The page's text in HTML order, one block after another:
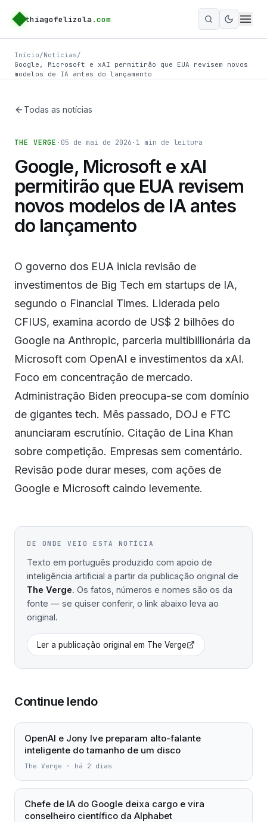
thiagofelizola .com
Ativar
Início/Notícias/
Google, Microsoft e xAI permitirão que EUA revisem novos
modelos de IA antes do lançamento
Todas as notícias
THE VERGE · 05 de mai de 2026 · 1 min de leitura
Google, Microsoft e xAI
permitirão que EUA revisem
novos modelos de IA antes
do lançamento
O governo dos EUA inicia revisão de
investimentos de Big Tech em startups de IA,
segundo o Financial Times. Liderada pelo
CFIUS, examina acordo de US$ 2 bilhões do
Google na Anthropic, parceria multibillionária da
Microsoft com OpenAI e investimentos da xAI.
Foco em concentração de mercado.
Administração Biden preocupa-se com domínio
de gigantes tech. Mês passado, DOJ e FTC
anunciaram escrutínio. Citação de Lina Khan
sobre competição. Empresas sem comentário.
Revisão pode durar meses, com ações de
Google e Microsoft caindo levemente.
DE ONDE VEIO ESTA NOTÍCIA
Texto em português produzido com apoio de
inteligência artificial a partir da publicação original de
The Verge. Os fatos, números e nomes são os da
fonte — se quiser conferir, o link abaixo leva ao
original.
Ler a publicação original em The Verge
Continue lendo
OpenAI e Jony Ive preparam alto-falante
inteligente do tamanho de um disco
The Verge · há 2 dias
Chefe de IA do Google deixa cargo e vira
conselheiro científico da Alphabet